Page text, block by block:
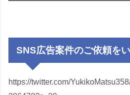
SNS広告案件のご依頼を
https://twitter.com/